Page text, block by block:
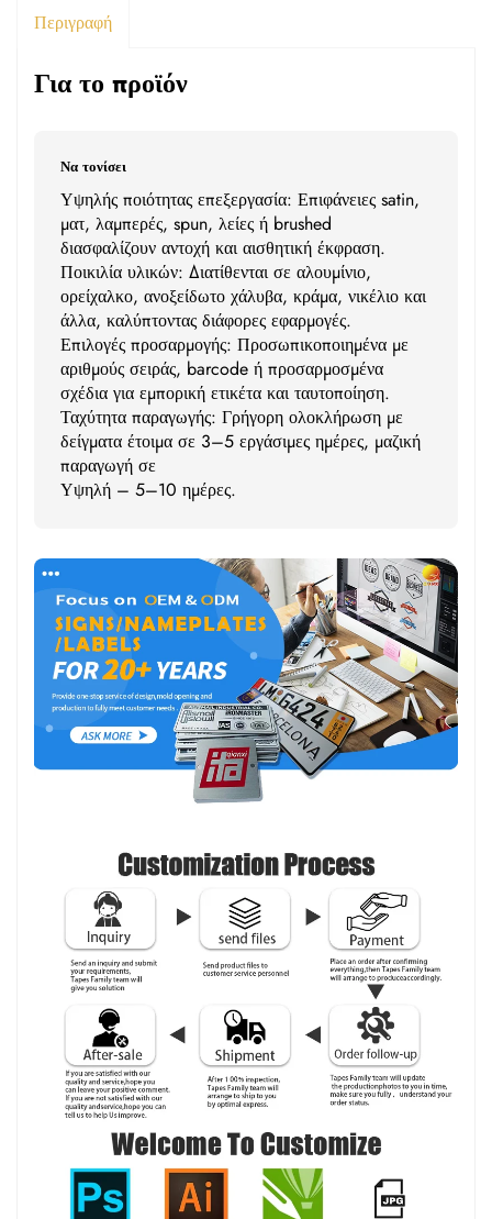
Περιγραφή
Για το προϊόν
Να τονίσει
Υψηλής ποιότητας επεξεργασία: Επιφάνειες satin,
ματ, λαμπερές, spun, λείες ή brushed
διασφαλίζουν αντοχή και αισθητική έκφραση.
Ποικιλία υλικών: Διατίθενται σε αλουμίνιο,
ορείχαλκο, ανοξείδωτο χάλυβα, κράμα, νικέλιο και
άλλα, καλύπτοντας διάφορες εφαρμογές.
Επιλογές προσαρμογής: Προσωπικοποιημένα με
αριθμούς σειράς, barcode ή προσαρμοσμένα
σχέδια για εμπορική ετικέτα και ταυτοποίηση.
Ταχύτητα παραγωγής: Γρήγορη ολοκλήρωση με
δείγματα έτοιμα σε 3–5 εργάσιμες ημέρες, μαζική
παραγωγή σε
Υψηλή – 5–10 ημέρες.